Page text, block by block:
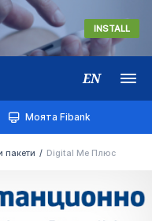
INSTALL
EN Меню
Моята Fibank
пакети Digital Me Плюс